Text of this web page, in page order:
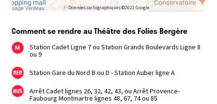
Données cartographiques ©2022 Google
Comment se rendre au Théâtre des Folies Bergère
Station Cadet Ligne 7 ou Station Grands Boulevards Ligne 8
ou 9
Station Gare du Nord B ou D - Station Auber ligne A
Arrêt Cadet lignes 26, 32, 42, 43, ou Arrêt Provence-
Faubourg Montmartre lignes 48, 67, 74 ou 85